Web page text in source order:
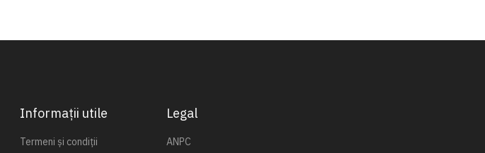
Informații utile
Termeni și condiții
Legal
ANPC